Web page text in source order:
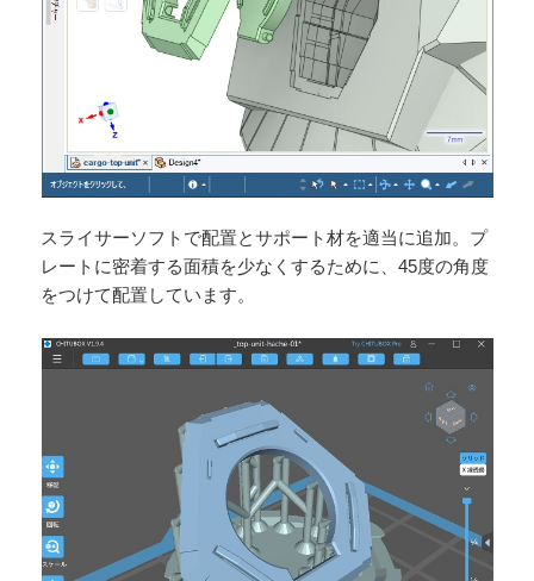
スライサーソフトで配置とサポート材を適当に追加。プ
レートに密着する面積を少なくするために、45度の角度
をつけて配置しています。